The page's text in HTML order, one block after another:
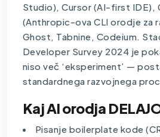
Studio), Cursor (AI-first IDE),
(Anthropic-ova CLI orodje za
Ghost, Tabnine, Codeium.
Developer Survey 2024 je
niso več ‘eksperiment’ —
standardnega razvojnega
Kaj AI orodja
Pisanje boilerplate kode